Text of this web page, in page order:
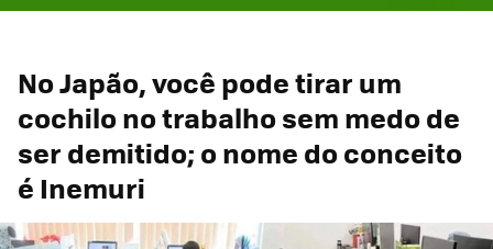
No Japão, você pode tirar um
cochilo no trabalho sem medo de
ser demitido; o nome do conceito
é Inemuri